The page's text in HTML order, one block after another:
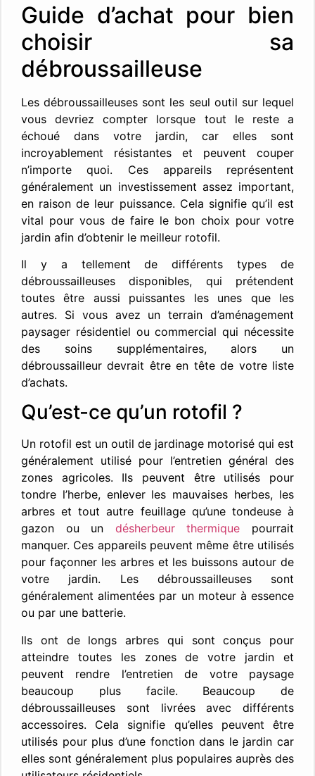
Guide d’achat pour bien
choisir sa
débroussailleuse
Les débroussailleuses sont les seul outil sur lequel
vous devriez compter lorsque tout le reste a
échoué dans votre jardin, car elles sont
incroyablement résistantes et peuvent couper
n’importe quoi. Ces appareils représentent
généralement un investissement assez important,
en raison de leur puissance. Cela signifie qu’il est
vital pour vous de faire le bon choix pour votre
jardin afin d’obtenir le meilleur rotofil.
Il y a tellement de différents types de
débroussailleuses disponibles, qui prétendent
toutes être aussi puissantes les unes que les
autres. Si vous avez un terrain d’aménagement
paysager résidentiel ou commercial qui nécessite
des soins supplémentaires, alors un
débroussailleur devrait être en tête de votre liste
d’achats.
Qu’est-ce qu’un rotofil ?
Un rotofil est un outil de jardinage motorisé qui est
généralement utilisé pour l’entretien général des
zones agricoles. Ils peuvent être utilisés pour
tondre l’herbe, enlever les mauvaises herbes, les
arbres et tout autre feuillage qu’une tondeuse à
gazon ou un désherbeur thermique pourrait
manquer. Ces appareils peuvent même être utilisés
pour façonner les arbres et les buissons autour de
votre jardin. Les débroussailleuses sont
généralement alimentées par un moteur à essence
ou par une batterie.
Ils ont de longs arbres qui sont conçus pour
atteindre toutes les zones de votre jardin et
peuvent rendre l’entretien de votre paysage
beaucoup plus facile. Beaucoup de
débroussailleuses sont livrées avec différents
accessoires. Cela signifie qu’elles peuvent être
utilisés pour plus d’une fonction dans le jardin car
elles sont généralement plus populaires auprès des